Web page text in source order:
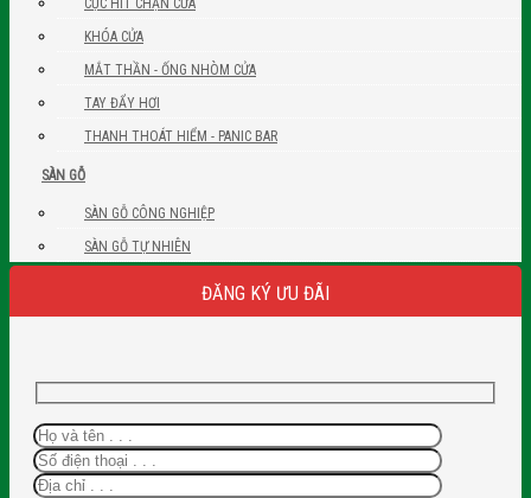
KHÓA CỬA
MẮT THẦN - ỐNG NHÒM CỬA
TAY ĐẨY HƠI
THANH THOÁT HIỂM - PANIC BAR
SÀN GỖ
SÀN GỖ CÔNG NGHIỆP
SÀN GỖ TỰ NHIÊN
ĐĂNG KÝ ƯU ĐÃI